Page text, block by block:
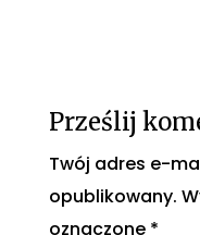
Prześlij
Twój adres e-
opublikowany.
oznaczone *